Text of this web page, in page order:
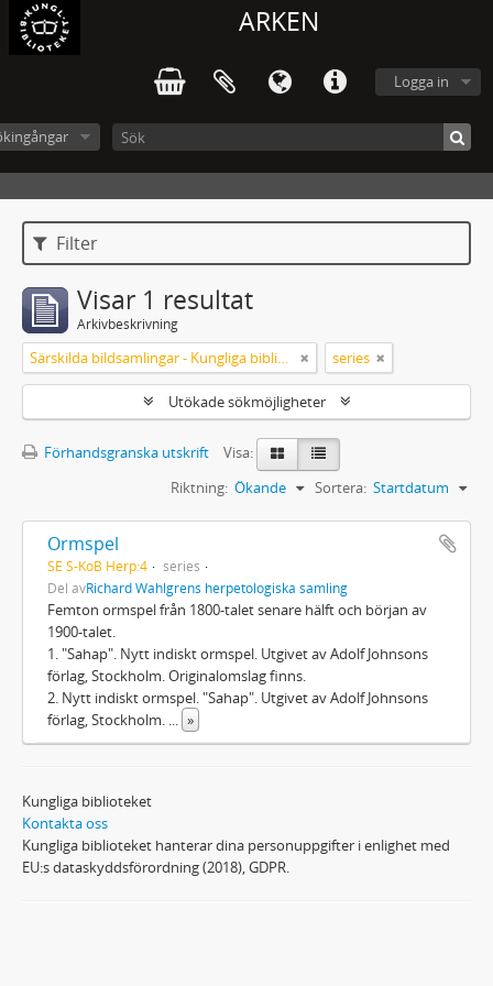
ARKEN
Logga in
Filter
Visar 1 resultat
Arkivbeskrivning
Särskilda bildsamlingar - Kungliga biblioteket series
Utökade sökmöjligheter
Förhandsgranska utskrift
Visa:
Sortera: Startdatum
Riktning: Ökande
Ormspel
SE S-KoB Herp:4
series
Del avRichard Wahlgrens herpetologiska samling
Femton ormspel från 1800-talet senare hälft och början av
1900-talet.
1. "Sahap". Nytt indiskt ormspel. Utgivet av Adolf Johnsons
förlag, Stockholm. Originalomslag finns.
2. Nytt indiskt ormspel. "Sahap". Utgivet av Adolf Johnsons
förlag, Stockholm.
»
Kungliga biblioteket
Kontakta oss
Kungliga biblioteket hanterar dina personuppgifter i enlighet med
EU:s dataskyddsförordning (2018), GDPR.